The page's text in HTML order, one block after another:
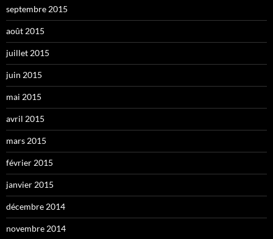
septembre 2015
août 2015
juillet 2015
juin 2015
mai 2015
avril 2015
mars 2015
février 2015
janvier 2015
décembre 2014
novembre 2014